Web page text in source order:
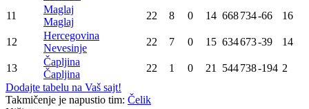
11
Maglaj
Maglaj
22 8 0 14 668734-66 16
12
Hercegovina
Nevesinje
22 7 0 15 634673-39 14
13
Čapljina
Čapljina
22 1 0 21 544738-194 2
Dodajte tabelu na Vaš sajt!
Takmičenje je napustio tim: Čelik